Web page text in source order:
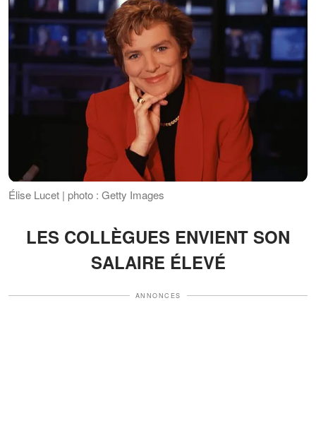
Élise Lucet | photo : Getty Images
LES COLLÈGUES ENVIENT SON
SALAIRE ÉLEVÉ
ANNONCES